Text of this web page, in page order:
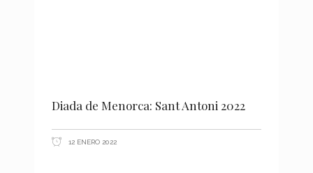
Diada de Menorca: Sant Antoni 2022
12 ENERO 2022